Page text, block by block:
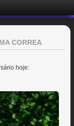
CORREA
hoje: